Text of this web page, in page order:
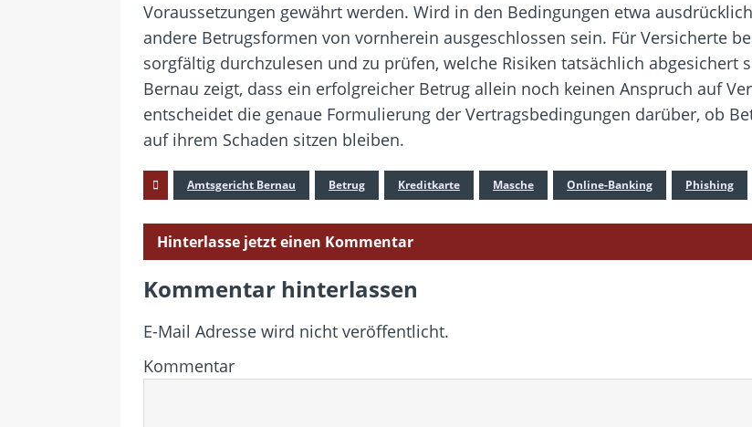
Voraussetzungen gewährt werden. Wird in den Bedingungen etwa
andere Betrugsformen von vornherein ausgeschlossen sein. Für Versicherte
sorgfältig durchzulesen und zu prüfen, welche Risiken tatsächlich abgesichert
Bernau zeigt, dass ein erfolgreicher Betrug allein noch keinen Anspruch auf
entscheidet die genaue Formulierung der Vertragsbedingungen darüber, ob
auf ihrem Schaden sitzen bleiben.
Amtsgericht Bernau Betrug Kreditkarte Masche Online-Banking Phishing
Hinterlasse jetzt einen Kommentar
Kommentar hinterlassen
E-Mail Adresse wird nicht veröffentlicht.
Kommentar